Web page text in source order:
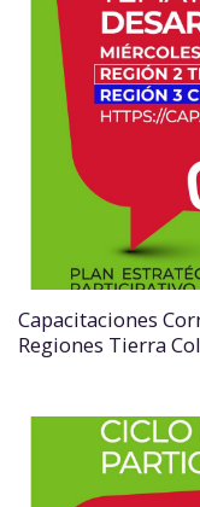
Capacitaciones
Regiones Tierra